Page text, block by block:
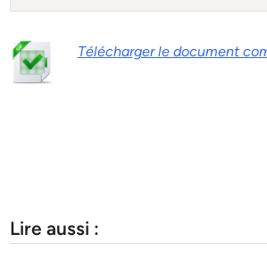
Télécharger le document
Lire aussi :